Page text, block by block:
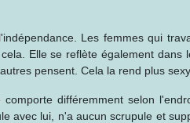
Les femmes qui
Elle se reflète également
pensent. Cela la rend plus
différemment selon
avec lui, n'a aucun scrupule et